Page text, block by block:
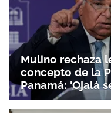
Mulino rechaza
concepto de la
Panamá: 'Ojalá